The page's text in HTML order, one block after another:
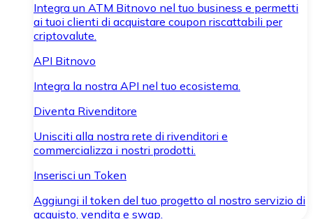
Integra un ATM Bitnovo nel tuo business e permetti
ai tuoi clienti di acquistare coupon riscattabili per
criptovalute.
API Bitnovo
Integra la nostra API nel tuo ecosistema.
Diventa Rivenditore
Unisciti alla nostra rete di rivenditori e
commercializza i nostri prodotti.
Inserisci un Token
Aggiungi il token del tuo progetto al nostro servizio di
acquisto, vendita e swap.